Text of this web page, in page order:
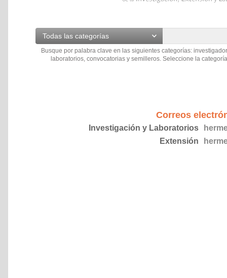
Todas las categorías
Busque por palabra clave en las siguientes categorías:
laboratorios, convocatorias y semilleros. Seleccione la
Correos
Investigación y Laboratorios
Extensión